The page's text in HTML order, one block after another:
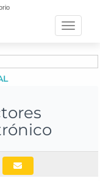
Toggle